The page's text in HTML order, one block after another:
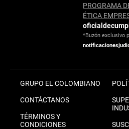
PROGRAMA
ÉTICA
*Buzón exclusivo
GRUPO EL COLOMBIANO
CONTÁCTANOS
TÉRMINOS Y
CONDICIONES